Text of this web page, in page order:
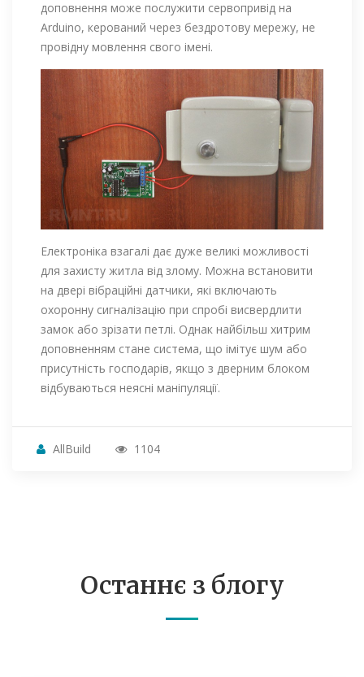
доповнення може послужити сервопривід на
Arduino, керований через бездротову мережу, не
провідну мовлення свого імені.
Електроніка взагалі дає дуже великі можливості
для захисту житла від злому. Можна встановити
на двері вібраційні датчики, які включають
охоронну сигналізацію при спробі висвердлити
замок або зрізати петлі. Однак найбільш хитрим
доповненням стане система, що імітує шум або
присутність господарів, якщо з дверним блоком
відбуваються неясні маніпуляції.
AllBuild 1104
Останнє з блогу